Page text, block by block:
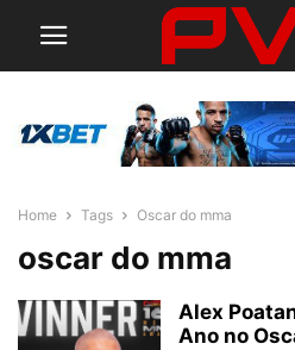
Home Tags Oscar do mma
oscar do mma
Alex
Ano no